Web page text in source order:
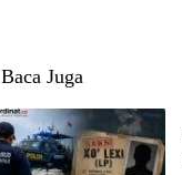
Baca Juga